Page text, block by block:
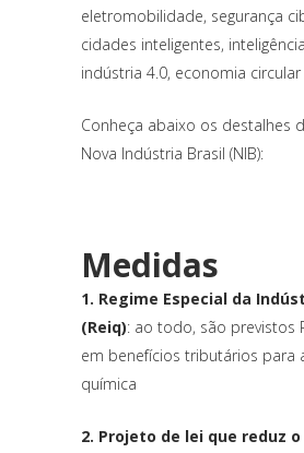
eletromobilidade, segurança
cidades inteligentes,
indústria 4.0, economia
Conheça abaixo os destalhes
Nova Indústria Brasil (NIB):
Medidas
1. Regime Especial da
(Reiq): ao todo, são previstos
em benefícios tributários para
química
2. Projeto de lei que reduz